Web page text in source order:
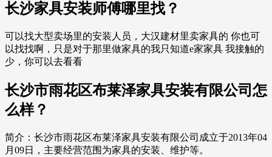
长沙家具安装师傅哪里找？
可以找大型卖场里的安装人员，大汉建材里卖家具的 你也可
以找找啊，只是对于那里做家具的我只知道e家家具 我接触的
少，你可以去看看
长沙市雨花区布莱泽家具安装有限公司怎
么样？
简介：长沙市雨花区布莱泽家具安装有限公司成立于2013年04
月09日，主要经营范围为家具的安装、维护等。